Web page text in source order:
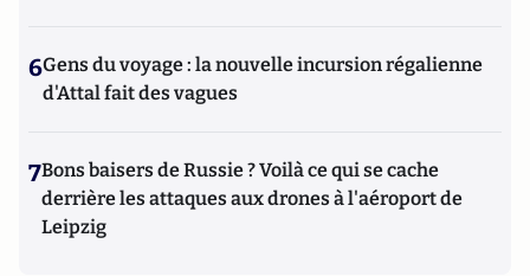
6Gens du voyage : la nouvelle incursion régalienne
d'Attal fait des vagues
7Bons baisers de Russie ? Voilà ce qui se cache
derrière les attaques aux drones à l'aéroport de
Leipzig